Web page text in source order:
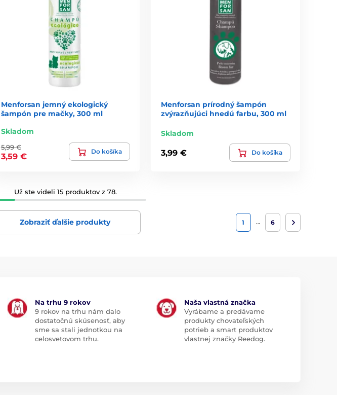
Menforsan jemný ekologický
šampón pre mačky, 300 ml
Skladom
5,99 €
3,59 €
Do košíka
Menforsan prírodný šampón
zvýrazňujúci hnedú farbu, 300 ml
Skladom
3,99 € Do košíka
Už ste videli 15 produktov z 78.
Zobraziť ďalšie produkty 1 … 6
Na trhu 9 rokov
9 rokov na trhu nám dalo
dostatočnú skúsenosť, aby
sme sa stali jednotkou na
celosvetovom trhu.
Naša vlastná značka
Vyrábame a predávame
produkty chovateľských
potrieb a smart produktov
vlastnej značky Reedog.